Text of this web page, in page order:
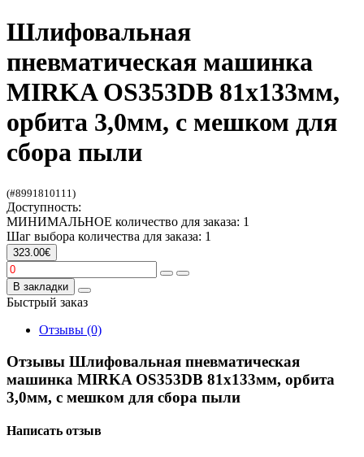
Шлифовальная
пневматическая машинка
MIRKA OS353DB 81х133мм,
орбита 3,0мм, с мешком для
сбора пыли
(#8991810111)
Доступность:
МИНИМАЛЬНОЕ количество для заказа: 1
Шаг выбора количества для заказа: 1
323.00€
В закладки
Быстрый заказ
Отзывы (0)
Отзывы Шлифовальная пневматическая
машинка MIRKA OS353DB 81х133мм, орбита
3,0мм, с мешком для сбора пыли
Написать отзыв